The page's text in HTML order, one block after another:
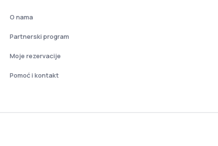
O nama
Partnerski program
Moje rezervacije
Pomoć i kontakt